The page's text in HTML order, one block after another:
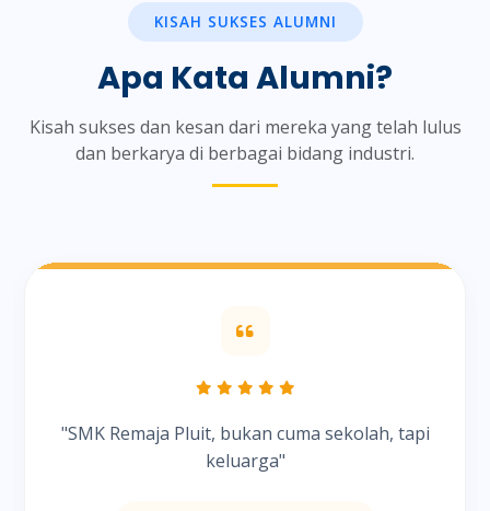
KISAH SUKSES ALUMNI
Apa Kata Alumni?
Kisah sukses dan kesan dari mereka yang telah lulus
dan berkarya di berbagai bidang industri.
"SMK Remaja Pluit, bukan cuma sekolah, tapi
keluarga"